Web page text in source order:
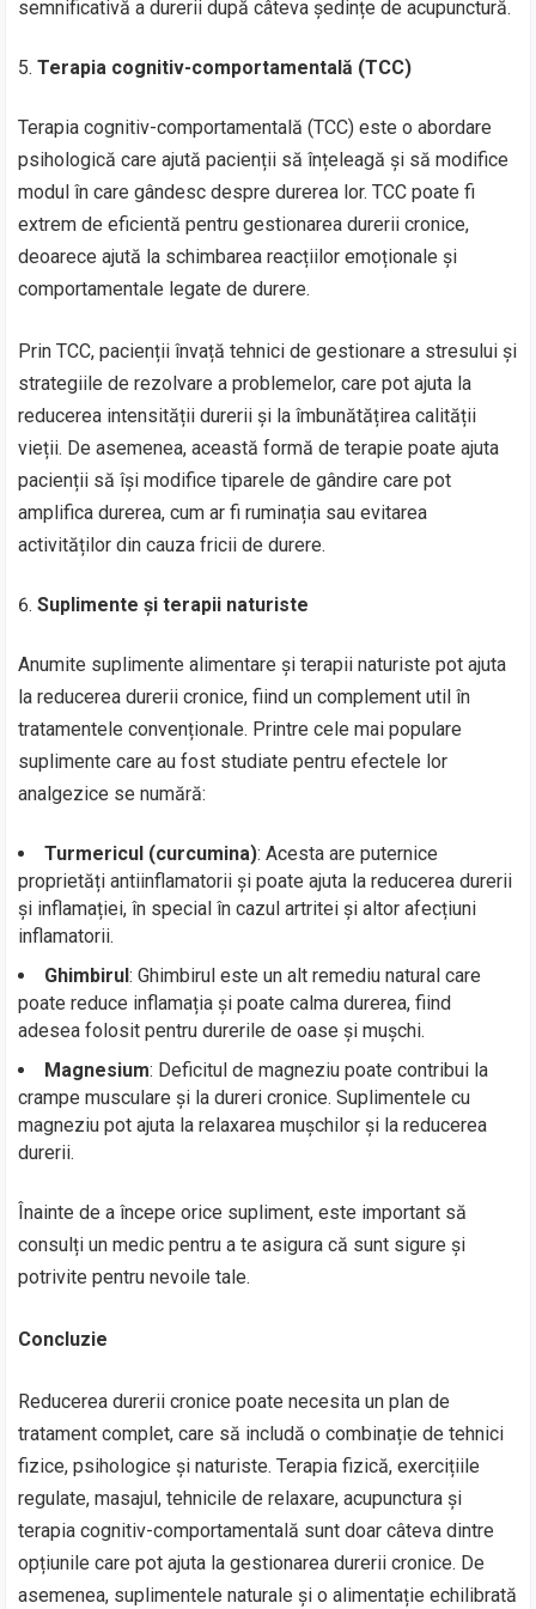
semnificativă a durerii după câteva ședințe de acupunctură.
Terapia cognitiv-comportamentală (TCC)
Terapia cognitiv-comportamentală (TCC) este o abordare
psihologică care ajută pacienții să înțeleagă și să modifice
modul în care gândesc despre durerea lor. TCC poate fi
extrem de eficientă pentru gestionarea durerii cronice,
deoarece ajută la schimbarea reacțiilor emoționale și
comportamentale legate de durere.
Prin TCC, pacienții învață tehnici de gestionare a stresului și
strategiile de rezolvare a problemelor, care pot ajuta la
reducerea intensității durerii și la îmbunătățirea calității
vieții. De asemenea, această formă de terapie poate ajuta
pacienții să își modifice tiparele de gândire care pot
amplifica durerea, cum ar fi ruminația sau evitarea
activităților din cauza fricii de durere.
Suplimente și terapii naturiste
Anumite suplimente alimentare și terapii naturiste pot ajuta
la reducerea durerii cronice, fiind un complement util în
tratamentele convenționale. Printre cele mai populare
suplimente care au fost studiate pentru efectele lor
analgezice se numără:
Turmericul (curcumina): Acesta are puternice
proprietăți antiinflamatorii și poate ajuta la reducerea durerii
și inflamației, în special în cazul artritei și altor afecțiuni
inflamatorii.
Ghimbirul: Ghimbirul este un alt remediu natural care
poate reduce inflamația și poate calma durerea, fiind
adesea folosit pentru durerile de oase și mușchi.
Magnesium: Deficitul de magneziu poate contribui la
crampe musculare și la dureri cronice. Suplimentele cu
magneziu pot ajuta la relaxarea mușchilor și la reducerea
durerii.
Înainte de a începe orice supliment, este important să
consulți un medic pentru a te asigura că sunt sigure și
potrivite pentru nevoile tale.
Concluzie
Reducerea durerii cronice poate necesita un plan de
tratament complet, care să includă o combinație de tehnici
fizice, psihologice și naturiste. Terapia fizică, exercițiile
regulate, masajul, tehnicile de relaxare, acupunctura și
terapia cognitiv-comportamentală sunt doar câteva dintre
opțiunile care pot ajuta la gestionarea durerii cronice. De
asemenea, suplimentele naturale și o alimentație echilibrată